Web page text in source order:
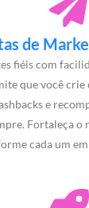
de
fiéis com
que você crie
e
Fortaleça o
cada um